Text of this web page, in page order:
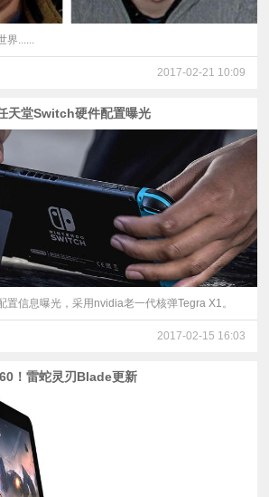
界......
2017-02-21 10:09
天堂Switch硬件配置曝光
置信息曝光，采用nvidia老一代核弹Tegra X1。
2017-02-15 16:03
！雷蛇灵刃Blade更新